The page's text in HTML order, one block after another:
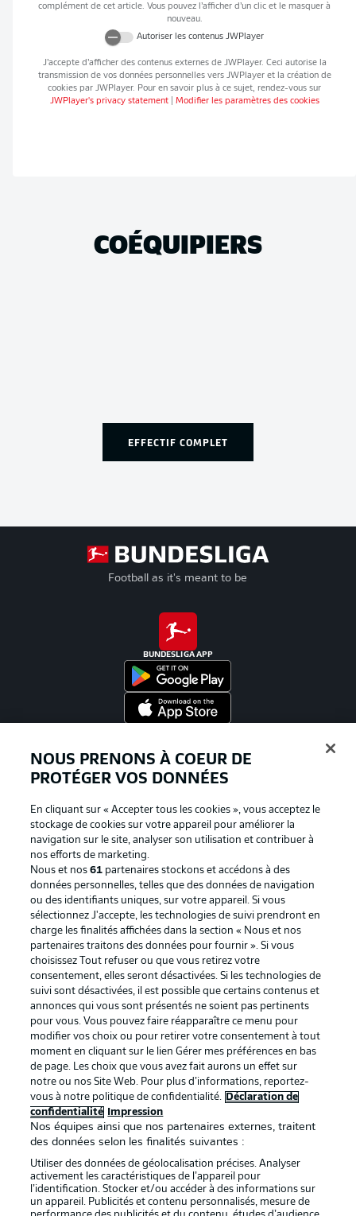
complément de cet article. Vous pouvez l’afficher d’un clic et le masquer à
nouveau.
Autoriser les contenus JWPlayer
J’accepte d’afficher des contenus externes de JWPlayer. Ceci autorise la
transmission de vos données personnelles vers JWPlayeret la création de
cookies par JWPlayer. Pour en savoir plus à ce sujet, rendez-vous sur
JWPlayer's privacy statement| Modifier les paramètres des cookies
COÉQUIPIERS
EFFECTIF COMPLET
Football as it's meant to be
BUNDESLIGA APP
La publicité Conditions d’utilisation des
Mentions Légales Gérer mes préférences
Déclaration de
confidentialité
Diffuseurs
Travaux Contact
Impression Joueurs
NOUS PRENONS À COEUR DE
PROTÉGER VOS DONNÉES
En cliquant sur « Accepter tous les cookies », vous acceptez le
stockage de cookies sur votre appareil pour améliorer la
navigation sur le site, analyser son utilisation et contribuer à
nos efforts de marketing.
Nous et nos61 partenaires stockons et accédons à des
données personnelles, telles que des données de navigation
ou des identifiants uniques, sur votre appareil. Si vous
sélectionnez J'accepte, les technologies de suivi prendront en
charge les finalités affichées dans la section « Nous et nos
partenaires traitons des données pour fournir ». Si vous
choisissez Tout refuser ou que vous retirez votre
consentement, elles seront désactivées. Si les technologies de
suivi sont désactivées, il est possible que certains contenus et
annonces qui vous sont présentés ne soient pas pertinents
pour vous. Vous pouvez faire réapparaître ce menu pour
modifier vos choix ou pour retirer votre consentement à tout
moment en cliquant sur le lien Gérer mes préférences en bas
de page. Les choix que vous avez fait aurons un effet sur
notre ou nos Site Web. Pour plus d’informations, reportez-
vous à notre politique de confidentialité.
Déclaration de
confidentialité
Impression
Nos équipes ainsi que nos partenaires externes, traitent
des données selon les finalités suivantes :
Utiliser des données de géolocalisation précises. Analyser
activement les caractéristiques de l’appareil pour
l’identification. Stocker et/ou accéder à des informations sur
un appareil. Publicités et contenu personnalisés, mesure de